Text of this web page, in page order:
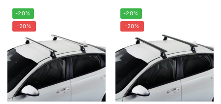
-20%
-20%
-20%
-20%